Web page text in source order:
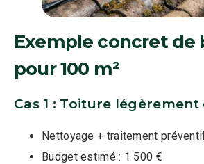
Exemple concret de
pour 100 m²
Cas 1 : Toiture légèrement
Nettoyage + traitement
Budget estimé : 1 500 €